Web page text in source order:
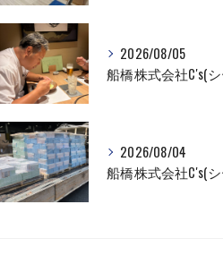
2026/08/05
2026/08/04